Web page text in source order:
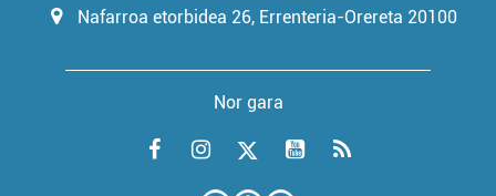
Nafarroa etorbidea 26, Errenteria-Orereta 20100
Nor gara